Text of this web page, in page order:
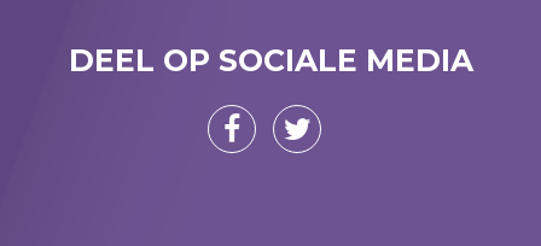
DEEL OP SOCIALE MEDIA